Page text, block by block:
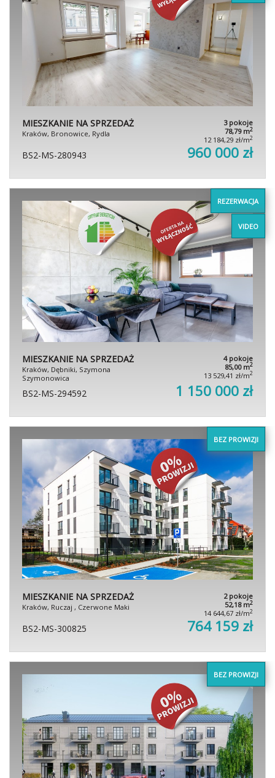
MIESZKANIE NA SPRZEDAŻ
Kraków, Bronowice, Rydla
3 pokoje
78,79 m2
12 184,29 zł/m2
BS2-MS-280943 960 000 zł
REZERWACJA
VIDEO
MIESZKANIE NA SPRZEDAŻ
Kraków, Dębniki, Szymona
Szymonowica
4 pokoje
85,00 m2
13 529,41 zł/m2
BS2-MS-294592 1 150 000 zł
BEZ PROWIZJI
MIESZKANIE NA SPRZEDAŻ
Kraków, Ruczaj , Czerwone Maki
2 pokoje
52,18 m2
14 644,67 zł/m2
BS2-MS-300825 764 159 zł
BEZ PROWIZJI